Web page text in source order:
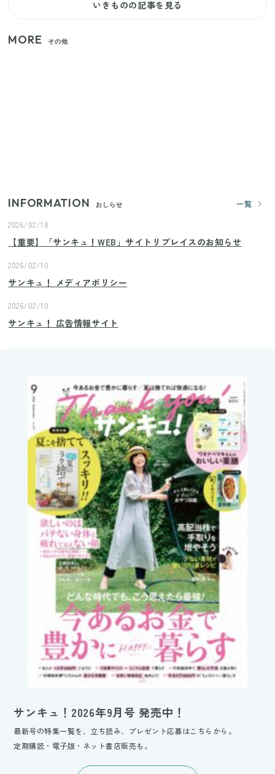
いきものの記事を見る
MORE その他
INFORMATION おしらせ
一覧
2026/02/18
【重要】「サンキュ！WEB」サイトリプレイスのお知らせ
2026/02/10
サンキュ！ メディアポリシー
2026/02/10
サンキュ！ 広告情報サイト
サンキュ！2026年9月号 発売中！
最新号の特集一覧を、立ち読み、プレゼント応募はこちらから。
定期購読・電子版・ネット書店販売も。